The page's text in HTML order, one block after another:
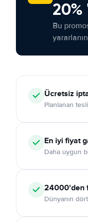
Bu
Ücretsiz
Planlanan
En iyi fiyat
Daha uygun
24000'den
Dünyanın